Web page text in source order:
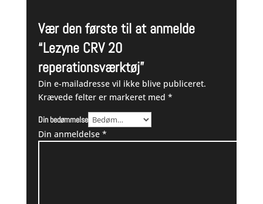
Vær den første til at anmelde
“Lezyne CRV 20
reperationsværktøj”
Din e-mailadresse vil ikke blive publiceret.
Krævede felter er markeret med *
Din bedømmelse
Din anmeldelse *